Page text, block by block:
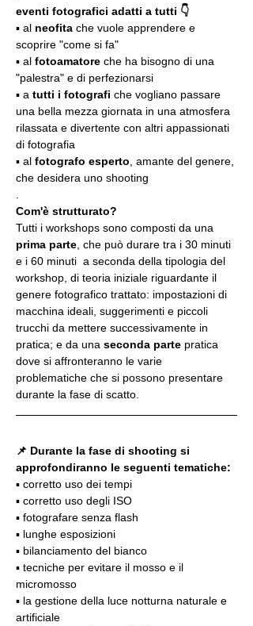
eventi fotografici adatti a tutti 👇
▪️ al neofita che vuole apprendere e
scoprire "come si fa"
▪️ al fotoamatore che ha bisogno di una
"palestra" e di perfezionarsi
▪️ a tutti i fotografi che vogliano passare
una bella mezza giornata in una atmosfera
rilassata e divertente con altri appassionati
di fotografia
▪️ al fotografo esperto , amante del genere,
che desidera uno shooting
Com'è strutturato?
Tutti i workshops sono composti da una
prima parte , che può durare tra i 30 minuti
e i 60 minuti  a seconda della tipologia del
workshop, di teoria iniziale riguardante il
genere fotografico trattato: impostazioni di
macchina ideali, suggerimenti e piccoli
trucchi da mettere successivamente in
pratica; e da una seconda parte pratica
dove si affronteranno le varie
problematiche che si possono presentare
durante la fase di scatto.
📌 Durante la fase di shooting si
approfondiranno le seguenti tematiche:
▪️ corretto uso dei tempi
▪️ corretto uso degli ISO
▪️ fotografare senza flash
▪️ lunghe esposizioni
▪️ bilanciamento del bianco
▪️ tecniche per evitare il mosso e il
micromosso
▪️ la gestione della luce notturna naturale e
artificiale